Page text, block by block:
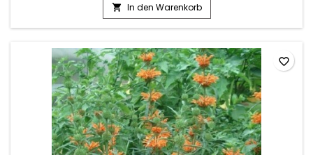
 In den Warenkorb
favorite_border